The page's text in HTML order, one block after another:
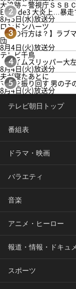
2
大追跡～警視庁ＳＳＢ
Episode3 大炎上…暴走
8月5日(水)放送分
3
ロンドンハーツ
【恋の行方は？】ラ
団
8月4日(火)放送分
4
テレビ千鳥
「タイムスリッパー大
8月4日(火)放送分
5
夫が寝たあとに
ママを振り回す 男の子
8月4日(火)放送分
テレビ朝日トップ
番組表
ドラマ・映画
バラエティ
音楽
アニメ・ヒーロー
報道・情報・ドキュ
スポーツ